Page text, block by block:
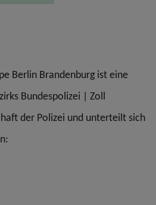
Berlin Brandenburg ist eine
Bundespolizei | Zoll
der Polizei und unterteilt sich